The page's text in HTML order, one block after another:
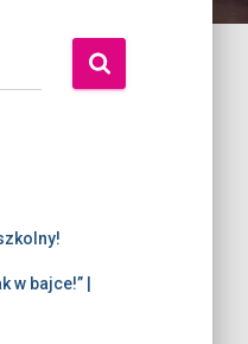
w bajce!” |